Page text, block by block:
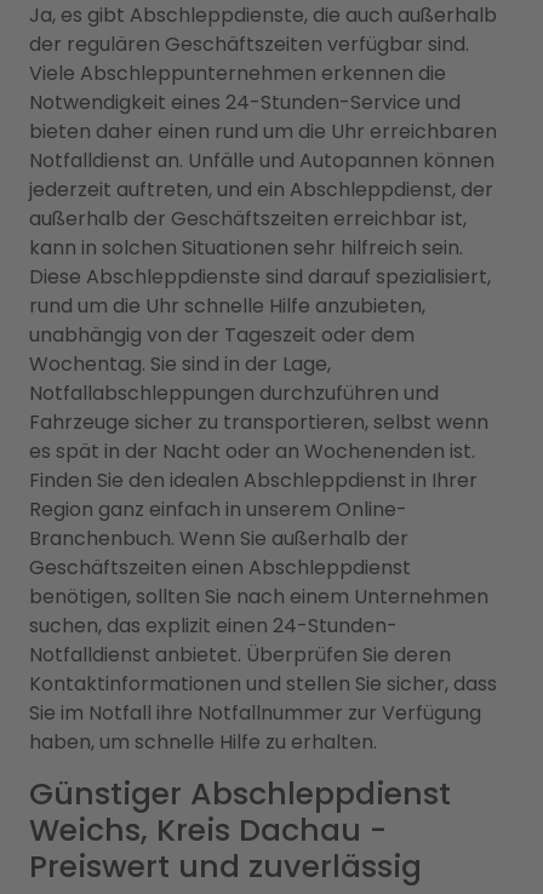
Ja, es gibt Abschleppdienste, die auch außerhalb
der regulären Geschäftszeiten verfügbar sind.
Viele Abschleppunternehmen erkennen die
Notwendigkeit eines 24-Stunden-Service und
bieten daher einen rund um die Uhr erreichbaren
Notfalldienst an. Unfälle und Autopannen können
jederzeit auftreten, und ein Abschleppdienst, der
außerhalb der Geschäftszeiten erreichbar ist,
kann in solchen Situationen sehr hilfreich sein.
Diese Abschleppdienste sind darauf spezialisiert,
rund um die Uhr schnelle Hilfe anzubieten,
unabhängig von der Tageszeit oder dem
Wochentag. Sie sind in der Lage,
Notfallabschleppungen durchzuführen und
Fahrzeuge sicher zu transportieren, selbst wenn
es spät in der Nacht oder an Wochenenden ist.
Finden Sie den idealen Abschleppdienst in Ihrer
Region ganz einfach in unserem Online-
Branchenbuch. Wenn Sie außerhalb der
Geschäftszeiten einen Abschleppdienst
benötigen, sollten Sie nach einem Unternehmen
suchen, das explizit einen 24-Stunden-
Notfalldienst anbietet. Überprüfen Sie deren
Kontaktinformationen und stellen Sie sicher, dass
Sie im Notfall ihre Notfallnummer zur Verfügung
haben, um schnelle Hilfe zu erhalten.
Günstiger Abschleppdienst
Weichs, Kreis Dachau -
Preiswert und zuverlässig